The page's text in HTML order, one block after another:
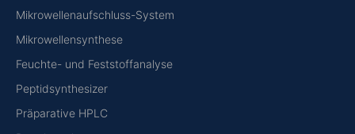
Mikrowellenaufschluss-System
Mikrowellensynthese
Feuchte- und Feststoffanalyse
Peptidsynthesizer
Präparative HPLC